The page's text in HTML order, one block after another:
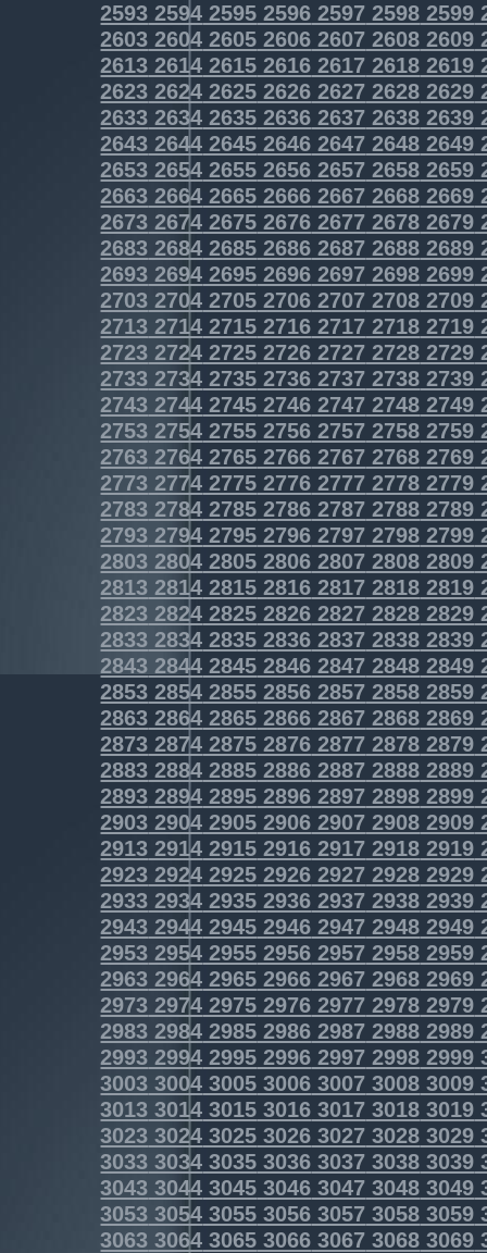
2593 2594 2595 2596 2597 2598 2599
2603 2604 2605 2606 2607 2608 2609
2613 2614 2615 2616 2617 2618 2619
2623 2624 2625 2626 2627 2628 2629
2633 2634 2635 2636 2637 2638 2639
2643 2644 2645 2646 2647 2648 2649
2653 2654 2655 2656 2657 2658 2659
2663 2664 2665 2666 2667 2668 2669
2673 2674 2675 2676 2677 2678 2679
2683 2684 2685 2686 2687 2688 2689
2693 2694 2695 2696 2697 2698 2699
2703 2704 2705 2706 2707 2708 2709
2713 2714 2715 2716 2717 2718 2719
2723 2724 2725 2726 2727 2728 2729
2733 2734 2735 2736 2737 2738 2739
2743 2744 2745 2746 2747 2748 2749
2753 2754 2755 2756 2757 2758 2759
2763 2764 2765 2766 2767 2768 2769
2773 2774 2775 2776 2777 2778 2779
2783 2784 2785 2786 2787 2788 2789
2793 2794 2795 2796 2797 2798 2799
2803 2804 2805 2806 2807 2808 2809
2813 2814 2815 2816 2817 2818 2819
2823 2824 2825 2826 2827 2828 2829
2833 2834 2835 2836 2837 2838 2839
2843 2844 2845 2846 2847 2848 2849
2853 2854 2855 2856 2857 2858 2859
2863 2864 2865 2866 2867 2868 2869
2873 2874 2875 2876 2877 2878 2879
2883 2884 2885 2886 2887 2888 2889
2893 2894 2895 2896 2897 2898 2899
2903 2904 2905 2906 2907 2908 2909
2913 2914 2915 2916 2917 2918 2919
2923 2924 2925 2926 2927 2928 2929
2933 2934 2935 2936 2937 2938 2939
2943 2944 2945 2946 2947 2948 2949
2953 2954 2955 2956 2957 2958 2959
2963 2964 2965 2966 2967 2968 2969
2973 2974 2975 2976 2977 2978 2979
2983 2984 2985 2986 2987 2988 2989
2993 2994 2995 2996 2997 2998 2999
3003 3004 3005 3006 3007 3008 3009
3013 3014 3015 3016 3017 3018 3019
3023 3024 3025 3026 3027 3028 3029
3033 3034 3035 3036 3037 3038 3039
3043 3044 3045 3046 3047 3048 3049
3053 3054 3055 3056 3057 3058 3059
3063 3064 3065 3066 3067 3068 3069